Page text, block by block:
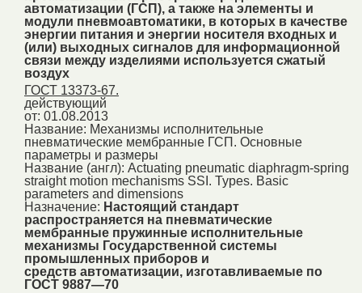
автоматизации (ГСП), а также на элементы и
модули пневмоавтоматики, в которых в качестве
энергии питания и энергии носителя входных и
(или) выходных сигналов для информационной
связи между изделиями используется сжатый
воздух
ГОСТ 13373-67.
действующий
от: 01.08.2013
Название: Механизмы исполнительные
пневматические мембранные ГСП. Основные
параметры и размеры
Название (англ): Actuating pneumatic diaphragm-spring
straight motion mechanisms SSI. Types. Basic
parameters and dimensions
Назначение: Настоящий стандарт
распространяется на пневматические
мембранные пружинные исполнительные
механизмы Государственной системы
промышленных приборов и
средств автоматизации, изготавливаемые по
ГОСТ 9887—70